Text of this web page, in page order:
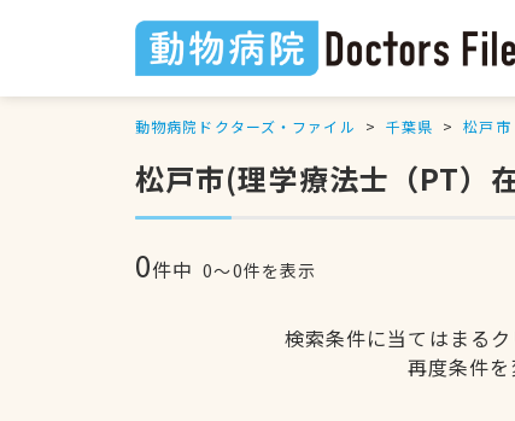
動物病院ドクターズ・ファイル 千葉県 松戸市
松戸市(理学療法士（PT）
0件中 0〜0件を表示
検索条件に当てはまる
再度条件を